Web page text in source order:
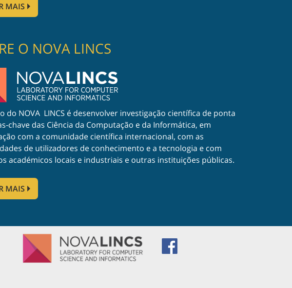
MAIS
O NOVA LINCS
do NOVA LINCS é desenvolver investigação científica de ponta
chave das Ciência da Computação e da Informática, em
com a comunidade científica internacional, com as
de utilizadores de conhecimento e a tecnologia e com
académicos locais e industriais e outras instituições públicas.
MAIS